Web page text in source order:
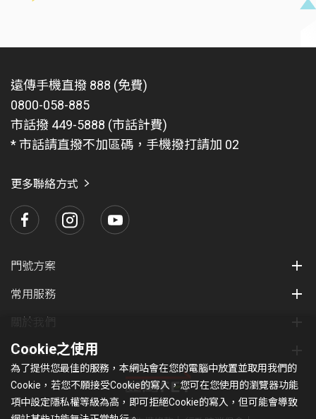
遠傳手機直撥 888 (免費)
0800-058-885
市話撥 449-5888 (市話計費)
* 市話請直撥不加區碼，手機撥打請加 02
更多聯絡方式
門號方案
常用服務
集團服務
Cookie之使用
為了提供您最佳的服務，本網站會在您的電腦中放置並取用我們的
Cookie，若您不願接受Cookie的寫入，您可在您使用的瀏覽器功能
項中設定隱私權等級為高，即可拒絕Cookie的寫入，但可能會導致